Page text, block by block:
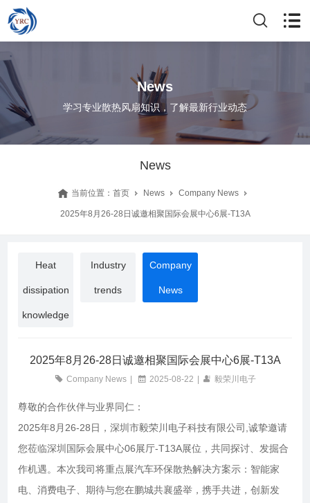
News
学习专业散热风扇知识，了解最新行业动态
News
当前位置： 首页 News Company News
2025年8月26-28日诚邀相聚国际会展中心6展-T13A
Heat
dissipation
knowledge
Industry
trends
Company
News
2025年8月26-28日诚邀相聚国际会展中心6展-T13A
Company News 2025-08-22 毅荣川电子
尊敬的合作伙伴与业界同仁：
2025年8月26-28日，深圳市毅荣川电子科技有限公司,诚挚邀请
您莅临深圳国际会展中心06展厅-T13A展位，共同探讨、发掘合
作机遇。本次我司将重点展汽车环保散热解决方案示：智能家
电、消费电子、期待与您在鹏城共襄盛举，携手共进，创新发